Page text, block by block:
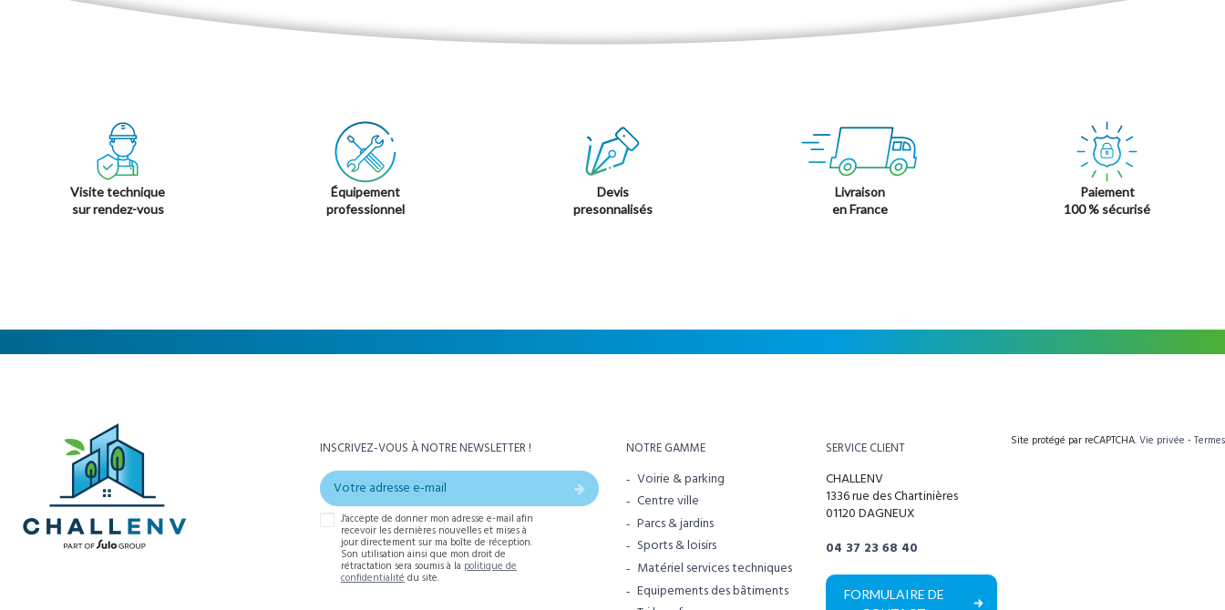
Visite technique
sur rendez-vous
Équipement
professionnel
Devis
presonnalisés
Livraison
en France
Paiement
100 % sécurisé
INSCRIVEZ-VOUS À NOTRE NEWSLETTER !
J'accepte de donner mon adresse e-mail afin
recevoir les dernières nouvelles et mises à
jour directement sur ma boîte de réception.
Son utilisation ainsi que mon droit de
rétractation sera soumis à la politique de
confidentialité du site.
NOTRE GAMME
Voirie & parking
Centre ville
Parcs & jardins
Sports & loisirs
Matériel services techniques
Equipements des bâtiments
SERVICE CLIENT
CHALLENV
1336 rue des Chartinières
01120 DAGNEUX
04 37 23 68 40
FORMULAIRE DE
Site protégé par reCAPTCHA. Vie privée - Termes